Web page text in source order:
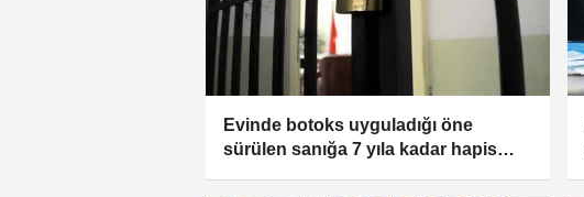
Evinde botoks uyguladığı öne
sürülen sanığa 7 yıla kadar hapis